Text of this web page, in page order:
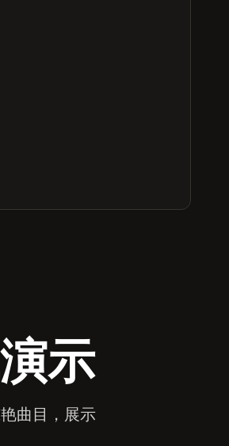
示
曲目，展示